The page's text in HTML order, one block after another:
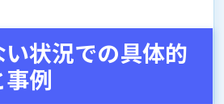
状況での具体的
例